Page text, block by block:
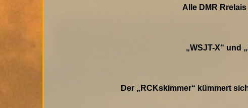
Alle DMR
„WSJT-X“ und
Der „RCKskimmer“ kümmert